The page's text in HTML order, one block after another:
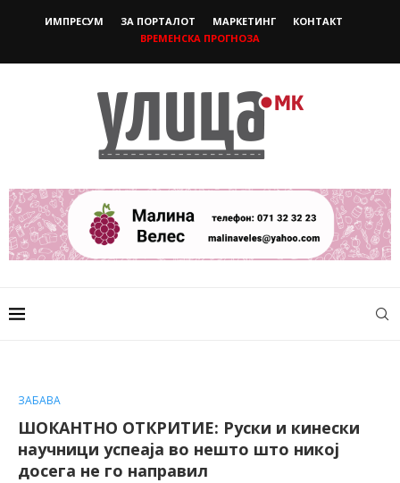
ИМПРЕСУМ ЗА ПОРТАЛОТ МАРКЕТИНГ
КОНТАКТ
ВРЕМЕНСКА ПРОГНОЗА
ЗАБАВА
ШОКАНТНО ОТКРИТИЕ: Руски и кинески
научници успеаја во нешто што никој
досега не го направил